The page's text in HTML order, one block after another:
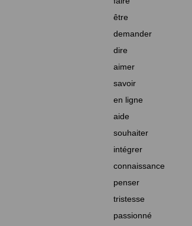
être
demander
dire
aimer
savoir
en ligne
aide
souhaiter
intégrer
connaissance
penser
tristesse
passionné